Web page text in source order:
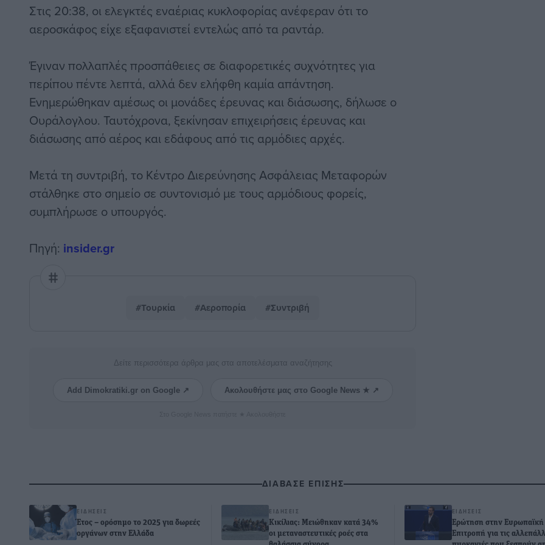
Στις 20:38, οι ελεγκτές εναέριας κυκλοφορίας ανέφεραν ότι το
αεροσκάφος είχε εξαφανιστεί εντελώς από τα ραντάρ.
Έγιναν πολλαπλές προσπάθειες σε διαφορετικές συχνότητες για
περίπου πέντε λεπτά, αλλά δεν ελήφθη καμία απάντηση.
Ενημερώθηκαν αμέσως οι μονάδες έρευνας και διάσωσης, δήλωσε ο
Ουράλογλου. Ταυτόχρονα, ξεκίνησαν επιχειρήσεις έρευνας και
διάσωσης από αέρος και εδάφους από τις αρμόδιες αρχές.
Μετά τη συντριβή, το Κέντρο Διερεύνησης Ασφάλειας Μεταφορών
στάλθηκε στο σημείο σε συντονισμό με τους αρμόδιους φορείς,
συμπλήρωσε ο υπουργός.
Πηγή: insider.gr
#Τουρκία #Αεροπορία #Συντριβή
Δείτε περισσότερα άρθρα μας στα αποτελέσματα αναζήτησης
Add Dimokratiki.gr on Google ↗ Ακολουθήστε μας στο Google News ★ ↗
ΔΙΑΒΑΣΕ ΕΠΙΣΗΣ
ΕΙΔΉΣΕΙΣ
Έτος – ορόσημο το 2025 για δωρεές
οργάνων στην Ελλάδα
ΕΙΔΉΣΕΙΣ
Κικίλιας: Μειώθηκαν κατά 34%
οι μεταναστευτικές ροές στα
ΕΙΔΉΣΕΙΣ
Ερώτηση στην Ευρωπαϊκή
Επιτροπή για τις